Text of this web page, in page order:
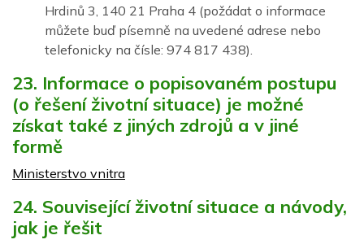
Hrdinů 3, 140 21 Praha 4 (požádat o informace
můžete buď písemně na uvedené adrese nebo
telefonicky na čísle: 974 817 438).
23. Informace o popisovaném postupu
(o řešení životní situace) je možné
získat také z jiných zdrojů a v jiné
formě
Ministerstvo vnitra
24. Související životní situace a návody,
jak je řešit